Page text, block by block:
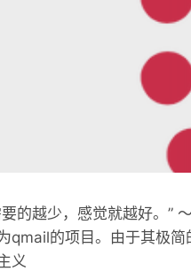
Commvault和MinIO如何合作，为关键
份和恢复工作负载提供可扩展的性能
要的越少，感觉就越好。”
qmail的项目。由于其极
义